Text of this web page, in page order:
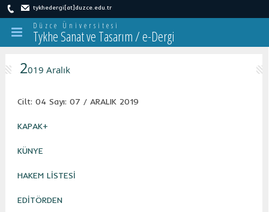
tykhedergi[at]duzce.edu.tr
Düzce Üniversitesi
Tykhe Sanat ve Tasarım / e-Dergi
2019 Aralık
Cilt: 04 Sayı: 07 / ARALIK 2019
KAPAK+
KÜNYE
HAKEM LİSTESİ
EDİTÖRDEN